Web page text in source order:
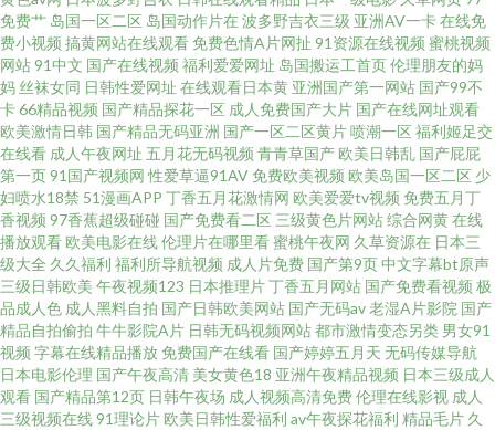
青草91 91食品免費看 极品色导航 性爱激情网 福利社视频 日本偷拍五区 91综
合色图 伦理片儿 91超碰人人干 狠狠退福利视频 午夜成人av剧场 成人美女免
费黄色 青娱乐老司机77 91偷拍超碰 久草资源福利战 亚洲卡一 国产黑料zcm
三级午夜影院 俺去五月官网站 欧美狼友91 www高清无码 青娱乐盛视久久 韩
国色视频区 2026国产超碰 激情东京热 亚洲三级性爱 久久人妻在线观看 福利
社老司机91 日韩乱奸精品 变态另类国产精品 日韩三级啪啪 www青艹 五月花
成人网 韩国精品一二三 91在线免费视频 欧美做爱直播 国产操碰 宅男宅女AV
在线 久久精品国产男包 91国内产香蕉 九九性视频 亚洲三级片另类 另类爱爱
免费艹 岛国一区二区 岛国动作片在 波多野吉衣三级 亚洲AV一卡在线免
费小视频 搞黄网站在线观看 免费色情A片网扯 91资源在线视频 蜜桃视频
网站91中文 国产在线视频 福利爱爱网址 岛国搬运工首页伦理朋友的妈
妈 丝袜女同 日韩性爱网址 在线观看日本黄 亚洲国产第一网站 国产99不
卡66精品视频 国产精品探花一区 成人免费国产大片 国产在线网址观看
欧美激情日韩 国产精品无码亚洲 国产一区二区黄片喷潮一区 福利姬足交
在线看 成人午夜网址 五月花无码视频 青青草国产 欧美日韩乱 国产屁屁
第一页91国产视频网 性爱草逼91AV 免费欧美视频 欧美岛国一区二区 少
妇喷水18禁 51漫画APP 丁香五月花激情网 欧美爱爱tv视频 免费五月丁
香视频 97香蕉超级碰碰 国产免费看二区 三级黄色片网站综合网黄在线
播放观看 欧美电影在线伦理片在哪里看蜜桃午夜网 久草资源在 日本三
级大全 久久福利 福利所导航视频 成人片免费 国产第9页中文字幕bt原声
三级日韩欧美 午夜视频123 日本推理片丁香五月网站 国产免费看视频 极
品成人色 成人黑料自拍 国产日韩欧美网站 国产无码av老湿A片影院 国产
精品自拍偷拍 牛牛影院A片 日韩无码视频网站都市激情变态另类 男女91
视频 字幕在线精品播放 免费国产在线看 国产婷婷五月天 无码传媒导航
日本电影伦理 国产午夜高清 美女黄色18 亚洲午夜精品视频 日本三级成人
观看 国产精品第12页 日韩午夜场 成人视频高清免费伦理在线影视 成人
三级视频在线91理论片 欧美日韩性爱福利 av午夜探花福利 精品毛片 久